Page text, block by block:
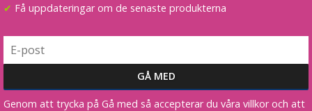
✔ Få uppdateringar om de senaste produkterna
Genom att trycka på Gå med så accepterar du våra villkor och att